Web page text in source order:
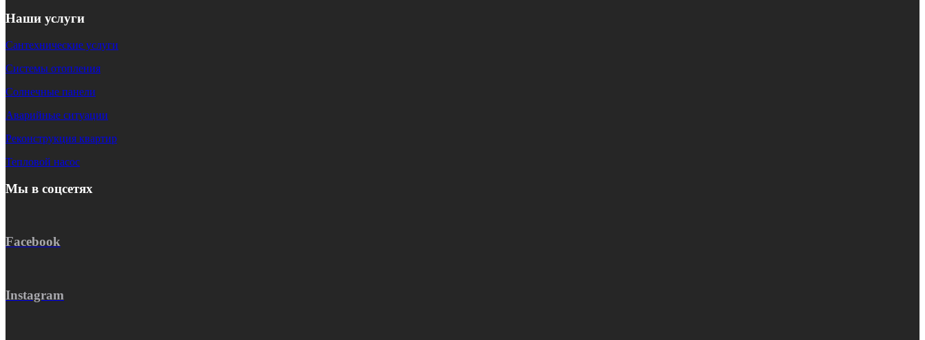
Наши услуги
Сантехнические услуги
Системы отопления
Солнечные панели
Аварийные ситуации
Реконструкция квартир
Тепловой насос
Мы в соцсетях
Facebook
Instagram